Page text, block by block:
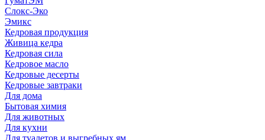
Слокс-Эко
Эмикс
Кедровая продукция
Живица кедра
Кедровая сила
Кедровое масло
Кедровые десерты
Кедровые завтраки
Для дома
Бытовая химия
Для животных
Для кухни
Для туалетов и выгребных ям